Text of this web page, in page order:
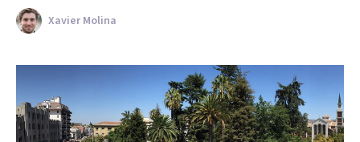
Xavier Molina